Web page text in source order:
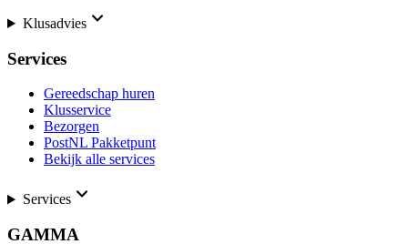
Klusadvies
Services
Gereedschap huren
Klusservice
Bezorgen
PostNL Pakketpunt
Bekijk alle services
Services
GAMMA